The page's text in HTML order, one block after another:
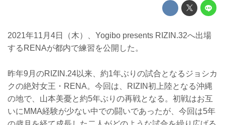
2021年11月4日（木）、Yogibo presents RIZIN.32へ出場
するRENAが都内で練習を公開した。
昨年9月のRIZIN.24以来、約1年ぶりの試合となるジョシカ
クの絶対女王・RENA。今回は、RIZIN初上陸となる沖縄
の地で、山本美憂と約5年ぶりの再戦となる。初戦はお互
いにMMA経験が少ない中での闘いであったが、今回は5年